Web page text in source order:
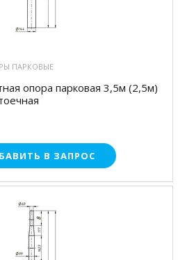
ПАРКОВЫЕ
опора парковая 3,5м (2,5м)
В ЗАПРОС